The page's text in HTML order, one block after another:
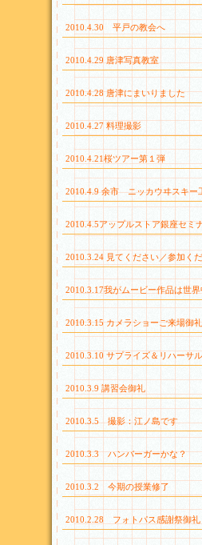
2010.4.30 平戸の教会へ
2010.4.29 唐津写真教室
2010.4.28 唐津にまいりました
2010.4.27 料理撮影
2010.4.21桜ツアー第１弾
2010.4.9 余市 ニッカウヰスキー
2010.4.5アップルストア銀座セミ
2010.3.24 見てください／参加く
2010.3.17我がムービー作品は世界
2010.3.15 カメラショーご来場御礼
2010.3.10 サプライズ＆リハーサル
2010.3.9 講習会御礼
2010.3.5 撮影：江ノ島です
2010.3.3 ハンバーガーかな？
2010.3.2 今期の授業修了
2010.2.28 フォトパス感謝祭御礼